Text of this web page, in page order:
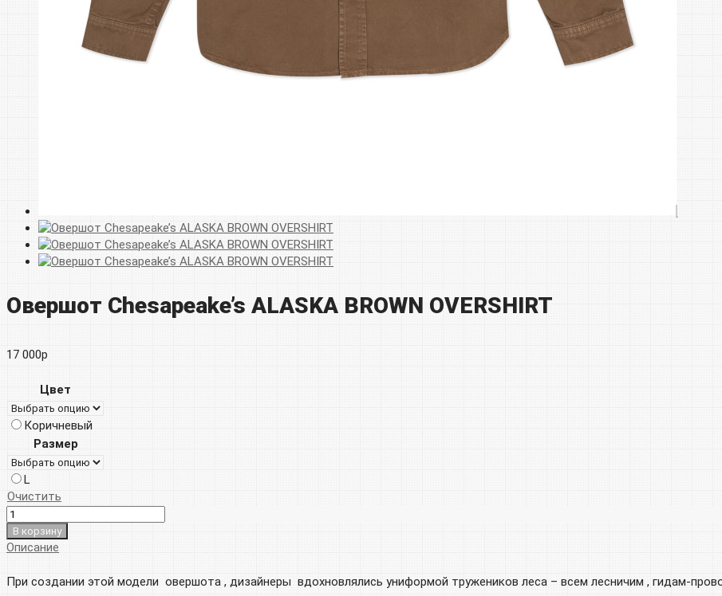
Овершот Chesapeake’s ALASKA BROWN OVERSHIRT
17 000р
Цвет
Коричневый
Размер
L
Очистить
В корзину
Описание
При создании этой модели овершота , дизайнеры вдохновлялись униформой тружеников леса – всем лесничим , гидам-